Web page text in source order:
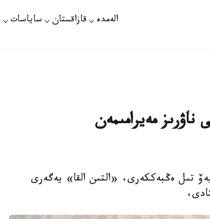
الەمدە قازاقستان ساياسات
كەيۋانانى ناۋرىز مەيرامىمەن
تىل ەڭبەككەرى، «التىن القا» يەگەرى